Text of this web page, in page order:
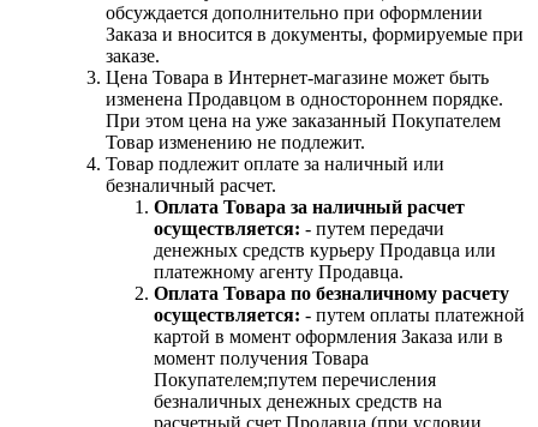
обсуждается дополнительно при оформлении
Заказа и вносится в документы, формируемые при
заказе.
Цена Товара в Интернет-магазине может быть
изменена Продавцом в одностороннем порядке.
При этом цена на уже заказанный Покупателем
Товар изменению не подлежит.
Товар подлежит оплате за наличный или
безналичный расчет.
Оплата Товара за наличный расчет
осуществляется: - путем передачи
денежных средств курьеру Продавца или
платежному агенту Продавца.
Оплата Товара по безналичному расчету
осуществляется: - путем оплаты платежной
картой в момент оформления Заказа или в
момент получения Товара
Покупателем;путем перечисления
безналичных денежных средств на
расчетный счет Продавца (при условии